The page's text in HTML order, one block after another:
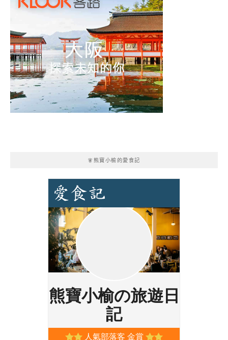
🧚熊寶小榆的愛食記